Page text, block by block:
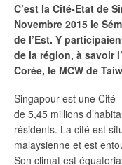
C’est la Cité-Etat de
Novembre 2015 le
de l’Est. Y
de la région, à savoir
Corée, le MCW de
Singapour est une
de 5,45 millions
résidents. La cité est
malaysienne et est
Son climat est